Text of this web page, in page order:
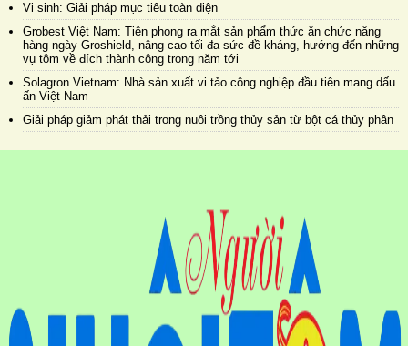
Vi sinh: Giải pháp mục tiêu toàn diện
Grobest Việt Nam: Tiên phong ra mắt sản phẩm thức ăn chức năng
hàng ngày Groshield, nâng cao tối đa sức đề kháng, hướng đến những
vụ tôm về đích thành công trong năm tới
Solagron Vietnam: Nhà sản xuất vi tảo công nghiệp đầu tiên mang dấu
ấn Việt Nam
Giải pháp giảm phát thải trong nuôi trồng thủy sản từ bột cá thủy phân